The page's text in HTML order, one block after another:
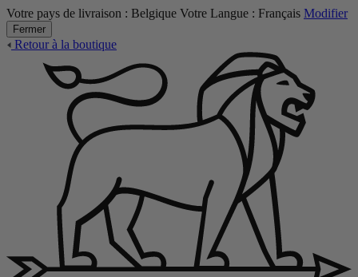
Votre pays de livraison : Belgique Votre Langue : Français Modifier
Fermer
Retour à la boutique